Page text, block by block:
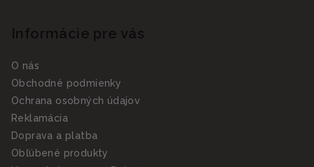
Informácie pre vás
O nás
Obchodné podmienky
Ochrana osobných údajov
Reklamácia
Doprava a platba
Obľúbené produkty